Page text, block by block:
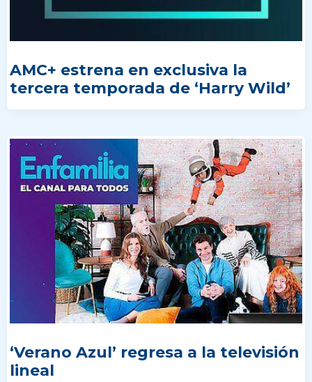
AMC+ estrena en exclusiva la
tercera temporada de ‘Harry Wild’
‘Verano Azul’ regresa a la televisión
lineal